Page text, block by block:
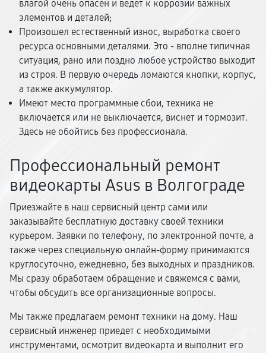
влагой очень опасен и ведет к коррозии важных
элементов и деталей;
Произошел естественный износ, выработка своего
ресурса основными деталями. Это - вполне типичная
ситуация, рано или поздно любое устройство выходит
из строя. В первую очередь ломаются кнопки, корпус,
а также аккумулятор.
Имеют место программные сбои, техника не
включается или не выключается, виснет и тормозит.
Здесь не обойтись без профессионала.
Профессиональный ремонт
видеокарты Asus в Волгограде
Приезжайте в наш сервисный центр сами или
заказывайте бесплатную доставку своей техники
курьером. Заявки по телефону, по электронной почте, а
также через специальную онлайн-форму принимаются
круглосуточно, ежедневно, без выходных и праздников.
Мы сразу обработаем обращение и свяжемся с вами,
чтобы обсудить все организационные вопросы.
Мы также предлагаем ремонт техники на дому. Наш
сервисный инженер приедет с необходимыми
инструментами, осмотрит видеокарта и выполнит его